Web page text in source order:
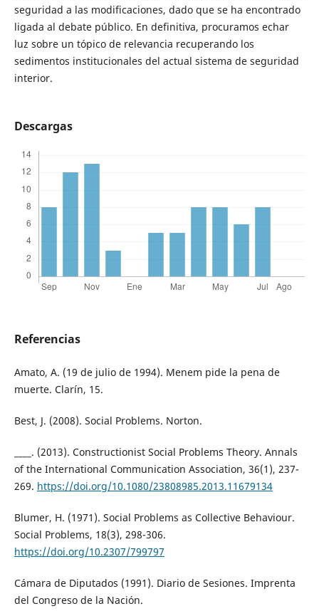
seguridad a las modificaciones, dado que se ha encontrado
ligada al debate público. En definitiva, procuramos echar
luz sobre un tópico de relevancia recuperando los
sedimentos institucionales del actual sistema de seguridad
interior.
Descargas
Referencias
Amato, A. (19 de julio de 1994). Menem pide la pena de
muerte. Clarín, 15.
Best, J. (2008). Social Problems. Norton.
____. (2013). Constructionist Social Problems Theory. Annals
of the International Communication Association, 36(1), 237-
269. https://doi.org/10.1080/23808985.2013.11679134
Blumer, H. (1971). Social Problems as Collective Behaviour.
Social Problems, 18(3), 298-306.
https://doi.org/10.2307/799797
Cámara de Diputados (1991). Diario de Sesiones. Imprenta
del Congreso de la Nación.